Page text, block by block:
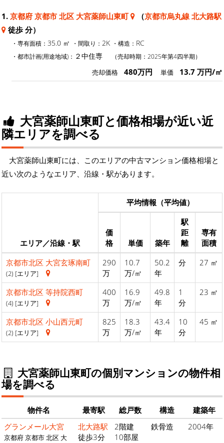
1. 京都府 京都市 北区 大宮薬師山東町 （京都市烏丸線 北大路駅
徒歩 分）
・専有面積： 35.0 ㎡ ・間取り： 2K ・構造： RC
・都市計画(用途地域)： ２中住専 （売却時期：2025年第4四半期）
売却価格 480万円 単価 13.7 万円/㎡
大宮薬師山東町と価格相場が近い近
隣エリアを調べる
大宮薬師山東町には、このエリアの中古マンション価格相場と
近い次のようなエリア、沿線・駅があります。
エリア／沿線・駅
平均情報（平均値）
価
格
単価 築年
駅
距
離
専有
面積
京都市北区 大宮玄琢南町
(2) [エリア]
290
万
10.7
万/㎡
50.2
年
分 27 ㎡
京都市北区 等持院西町
(4) [エリア]
400
万
16.9
万/㎡
49.8
年
1
分
23 ㎡
京都市北区 小山西元町
(2) [エリア]
825
万
18.3
万/㎡
43.4
年
10
分
45 ㎡
大宮薬師山東町の個別マンションの物件相
場を調べる
物件名 最寄駅 総戸数 構造
建築年
グランメール大宮
京都府 京都市 北区 大
北大路駅
徒歩3分
2階建
10部屋
鉄骨造 2004年